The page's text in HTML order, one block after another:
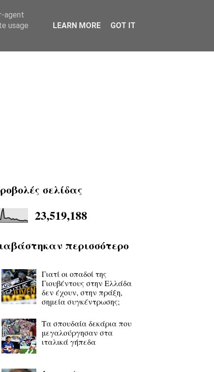
σελίδας
23,519,188
περισσότερο
Γιατί οι οπαδοί της
Γιουβέντους στην Ελλάδα
δεν έχουν, στην πράξη,
σημεία συγκέντρωσης;
Τα σπουδαία δεκάρια που
μεγαλούργησαν στα
ιταλικά γήπεδα
agent
usage
LEARN MORE GOT IT